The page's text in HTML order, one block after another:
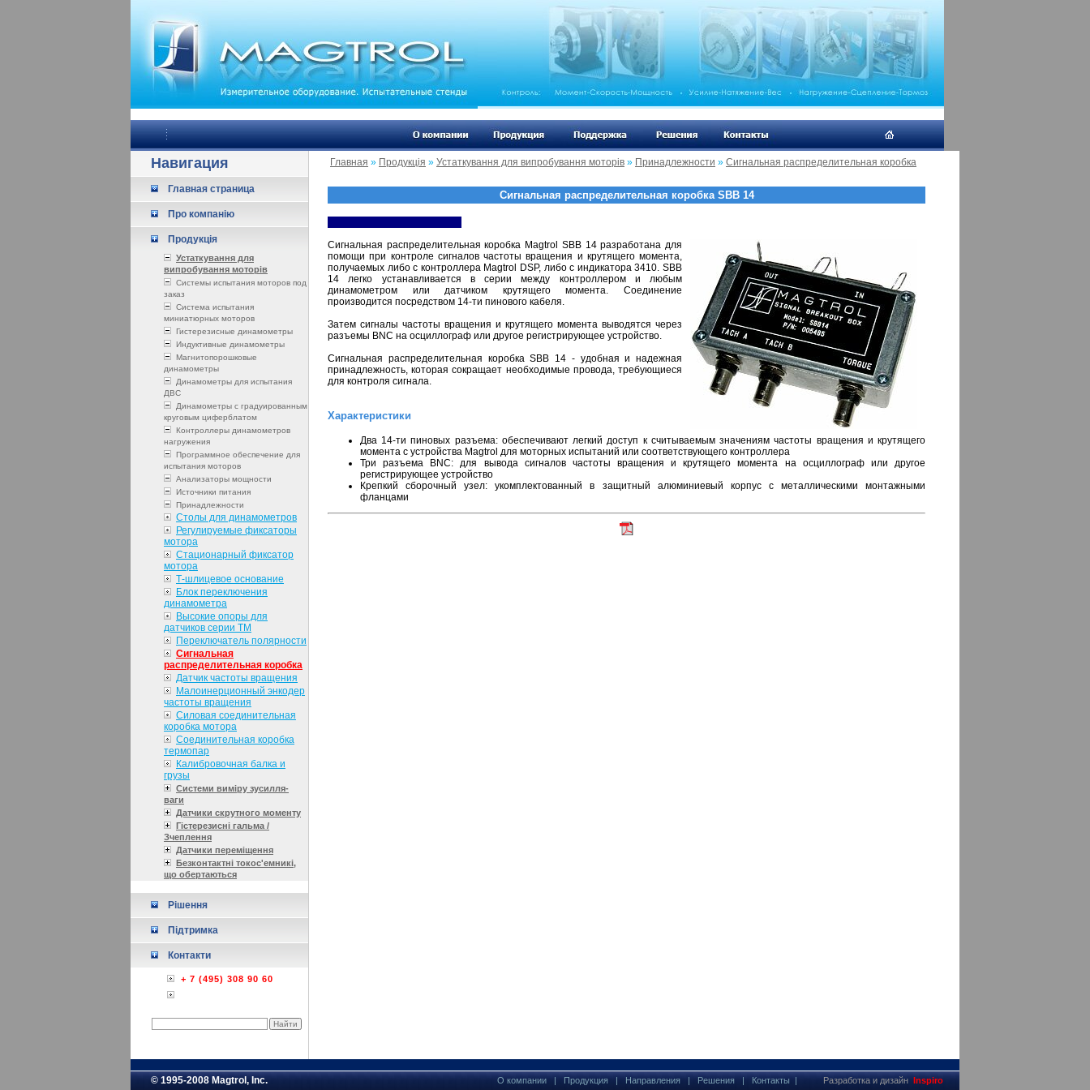
Навигация
Главная страница
Про компанію
Продукція
Устаткування для
випробування моторів
Системы испытания моторов под
заказ
Система испытания
миниатюрных моторов
Гистерезисные динамометры
Индуктивные динамометры
Магнитопорошковые
динамометры
Динамометры для испытания
ДВС
Динамометры с градуированным
круговым циферблатом
Контроллеры динамометров
нагружения
Программное обеспечение для
испытания моторов
Анализаторы мощности
Источники питания
Принадлежности
Столы для динамометров
Регулируемые фиксаторы
мотора
Стационарный фиксатор
мотора
Т-шлицевое основание
Блок переключения
динамометра
Высокие опоры для
датчиков серии ТМ
Переключатель полярности
Сигнальная
распределительная коробка
Датчик частоты вращения
Малоинерционный энкодер
частоты вращения
Силовая соединительная
коробка мотора
Соединительная коробка
термопар
Калибровочная балка и
грузы
Системи виміру зусилля-
ваги
Датчики скрутного моменту
Гістерезисні гальма /
Зчеплення
Датчики переміщення
Безконтактні токос'емникі,
що обертаються
Рішення
Підтримка
Контакти
+ 7 (495) 308 90 60
Главная » Продукція » Устаткування для випробування моторів » Принадлежности » Сигнальная распределительная коробка
Сигнальная распределительная коробка SBB 14
Сигнальная распределительная коробка Magtrol SBB 14 разработана для
помощи при контроле сигналов частоты вращения и крутящего момента,
получаемых либо с контроллера Magtrol DSP, либо с индикатора 3410. SBB
14 легко устанавливается в серии между контроллером и любым
динамометром или датчиком крутящего момента. Соединение
производится посредством 14-ти пинового кабеля.
Затем сигналы частоты вращения и крутящего момента выводятся через
разъемы BNC на осциллограф или другое регистрирующее устройство.
Сигнальная распределительная коробка SBB 14 - удобная и надежная
принадлежность, которая сокращает необходимые провода, требующиеся
для контроля сигнала.
Характеристики
Два 14-ти пиновых разъема: обеспечивают легкий доступ к считываемым значениям частоты вращения и крутящего
момента с устройства Magtrol для моторных испытаний или соответствующего контроллера
Три разъема BNC: для вывода сигналов частоты вращения и крутящего момента на осциллограф или другое
регистрирующее устройство
Крепкий сборочный узел: укомплектованный в защитный алюминиевый корпус с металлическими монтажными
фланцами
© 1995-2008 Magtrol, Inc. О компании | Продукция | Направления | Решения | Контакты | Разработка и дизайн Inspiro